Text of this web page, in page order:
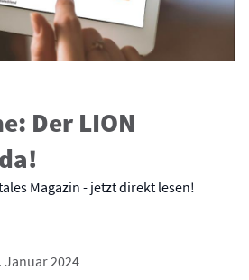
Der LION
Magazin - jetzt direkt lesen!
2024